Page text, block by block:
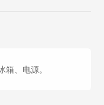
、电源。